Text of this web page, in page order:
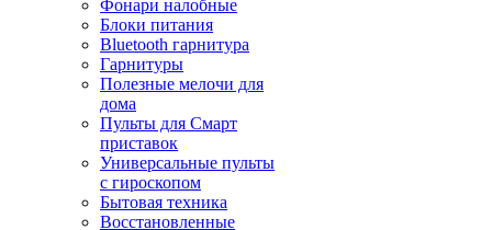
Фонари налобные
Блоки питания
Bluetooth гарнитура
Гарнитуры
Полезные мелочи для
дома
Пульты для Смарт
приставок
Универсальные пульты
с гироскопом
Бытовая техника
Восстановленные